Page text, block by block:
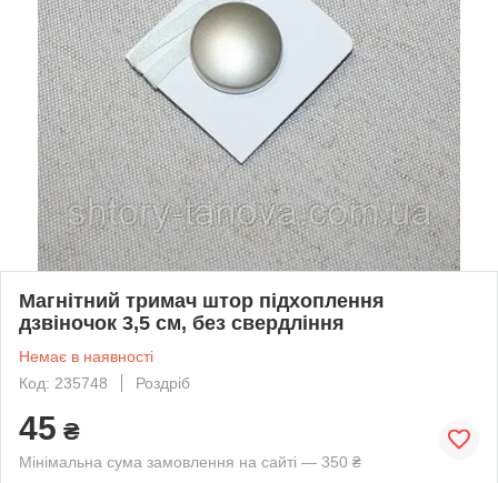
Магнітний тримач штор підхоплення
дзвіночок 3,5 см, без свердління
Немає в наявності
Код: 235748
Роздріб
45 ₴
Мінімальна сума замовлення на сайті — 350 ₴